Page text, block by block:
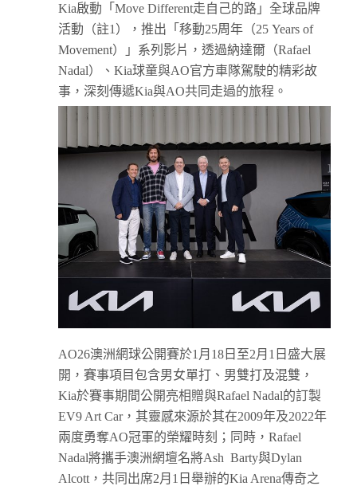
Kia啟動「Move Different走自己的路」全球品牌
活動（註1），推出「移動25周年（25 Years of
Movement）」系列影片，透過納達爾（Rafael
Nadal）、Kia球童與AO官方車隊駕駛的精彩故
事，深刻傳遞Kia與AO共同走過的旅程。
AO26澳洲網球公開賽於1月18日至2月1日盛大展
開，賽事項目包含男女單打、男雙打及混雙，
Kia於賽事期間公開亮相贈與Rafael Nadal的訂製
EV9 Art Car，其靈感來源於其在2009年及2022年
兩度勇奪AO冠軍的榮耀時刻；同時，Rafael
Nadal將攜手澳洲網壇名將Ash Barty與Dylan
Alcott，共同出席2月1日舉辦的Kia Arena傳奇之